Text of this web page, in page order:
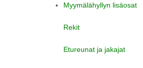
Myymälähyllyn lisäosat
Rekit
Etureunat ja jakajat